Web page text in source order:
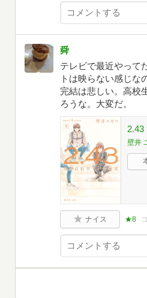
舜
テレビで最近やって
トは映らない感じな
完結は悲しい。高校
ろうな。大変だ。
2.43
壁井
ナイス ★8